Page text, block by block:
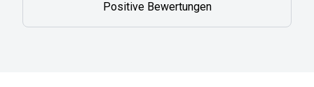
Positive Bewertungen